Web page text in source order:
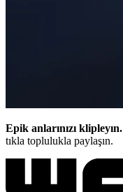
Epik anlarınızı klipleyın.
tıkla toplulukla paylaşın.